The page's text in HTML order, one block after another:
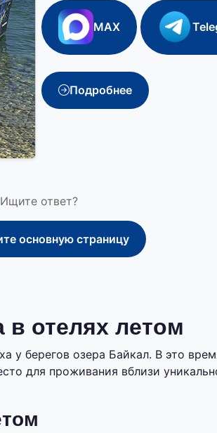
MAX
Подробнее
Ищите ответ?
основную страницу
отелях летом
у берегов озера Байкал. В это
для проживания вблизи